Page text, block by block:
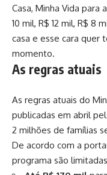
Casa, Minha Vida para
10 mil, R$ 12 mil, R$ 8
casa e esse cara quer
momento.
As regras atuais
As regras atuais do
publicadas em abril
2 milhões de famílias
De acordo com a
programa são